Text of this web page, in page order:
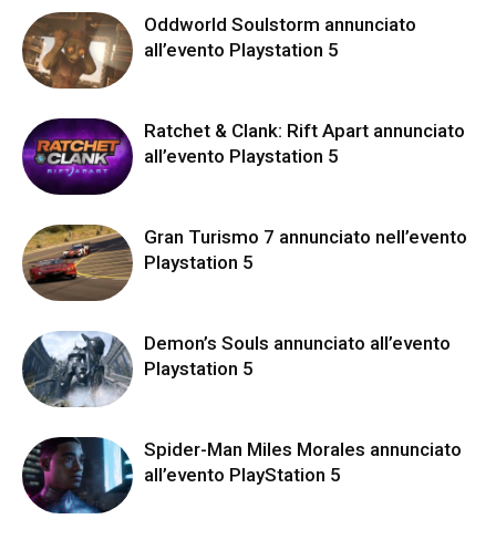
Oddworld Soulstorm annunciato
all’evento Playstation 5
Ratchet & Clank: Rift Apart annunciato
all’evento Playstation 5
Gran Turismo 7 annunciato nell’evento
Playstation 5
Demon’s Souls annunciato all’evento
Playstation 5
Spider-Man Miles Morales annunciato
all’evento PlayStation 5